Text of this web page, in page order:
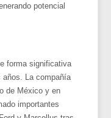
potencial
forma significativa
La compañía
de México y en
importantes